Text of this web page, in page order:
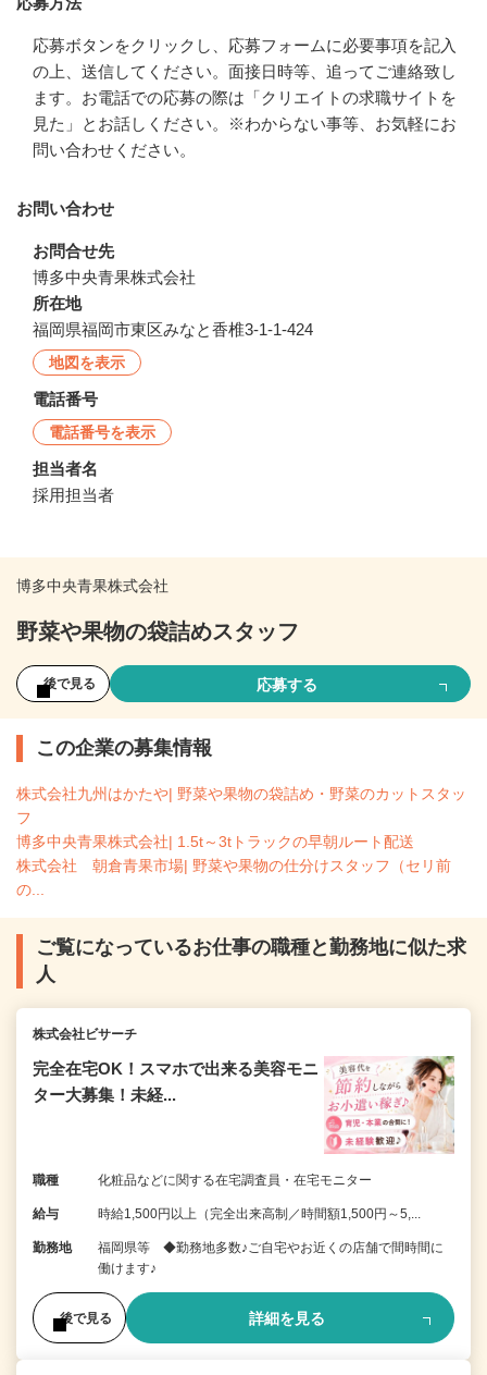
応募ボタンをクリックし、応募フォームに必要事項を記入
の上、送信してください。面接日時等、追ってご連絡致し
ます。お電話での応募の際は「クリエイトの求職サイトを
見た」とお話しください。※わからない事等、お気軽にお
問い合わせください。
お問い合わせ
お問合せ先
博多中央青果株式会社
所在地
福岡県福岡市東区みなと香椎3-1-1-424
地図を表示
電話番号
電話番号を表示
担当者名
採用担当者
博多中央青果株式会社
野菜や果物の袋詰めスタッフ
後で見る 応募する
この企業の募集情報
株式会社九州はかたや| 野菜や果物の袋詰め・野菜のカットスタッ
フ
博多中央青果株式会社| 1.5t～3tトラックの早朝ルート配送
株式会社 朝倉青果市場| 野菜や果物の仕分けスタッフ（セリ前
の...
ご覧になっているお仕事の職種と勤務地に似た求
人
株式会社ビサーチ
完全在宅OK！スマホで出来る美容モニ
ター大募集！未経...
職種 化粧品などに関する在宅調査員・在宅モニター
給与 時給1,500円以上（完全出来高制／時間額1,500円～5,...
勤務地
福岡県等 ◆勤務地多数♪ご自宅やお近くの店舗で間時間に
働けます♪
後で見る 詳細を見る